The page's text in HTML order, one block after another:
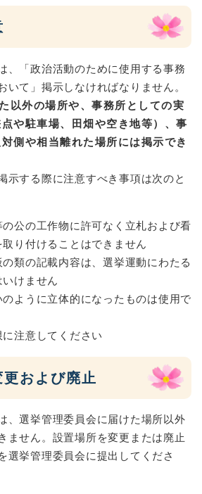
、「政治活動のために使用する事務
いて」掲示しなければなりません。
以外の場所や、事務所としての実
や駐車場、田畑や空き地等）、事
側や相当離れた場所には掲示でき
示する際に注意すべき事項は次のと
の公の工作物に許可なく立札および看
り付けることはできません
類の記載内容は、選挙運動にわたる
いけません
ように立体的になったものは使用で
注意してください
および廃止
、選挙管理委員会に届けた場所以外
ません。設置場所を変更または廃止
選挙管理委員会に提出してくださ